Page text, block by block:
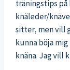
träningstips på
knäleder/
sitter, men vill
kunna böja
knäna. Jag vill